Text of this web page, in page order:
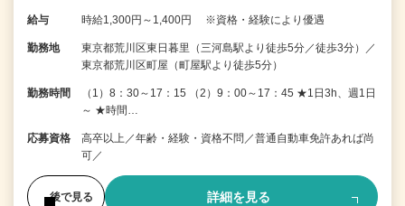
給与 時給1,300円～1,400円 ※資格・経験により優遇
勤務地
東京都荒川区東日暮里（三河島駅より徒歩5分／徒歩3分）／
東京都荒川区町屋（町屋駅より徒歩5分）
勤務時間
（1）8：30～17：15 （2）9：00～17：45 ★1日3h、週1日
～ ★時間…
応募資格
高卒以上／年齢・経験・資格不問／普通自動車免許あれば尚
可／
後で見る 詳細を見る